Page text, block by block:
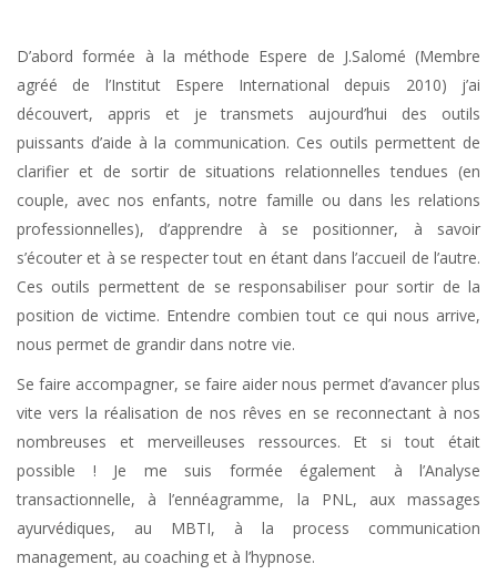
D’abord formée à la méthode Espere de J.Salomé (Membre
agréé de l’Institut Espere International depuis 2010) j’ai
découvert, appris et je transmets aujourd’hui des outils
puissants d’aide à la communication. Ces outils permettent de
clarifier et de sortir de situations relationnelles tendues (en
couple, avec nos enfants, notre famille ou dans les relations
professionnelles), d’apprendre à se positionner, à savoir
s’écouter et à se respecter tout en étant dans l’accueil de l’autre.
Ces outils permettent de se responsabiliser pour sortir de la
position de victime. Entendre combien tout ce qui nous arrive,
nous permet de grandir dans notre vie.
Se faire accompagner, se faire aider nous permet d’avancer plus
vite vers la réalisation de nos rêves en se reconnectant à nos
nombreuses et merveilleuses ressources. Et si tout était
possible ! Je me suis formée également à l’Analyse
transactionnelle, à l’ennéagramme, la PNL, aux massages
ayurvédiques, au MBTI, à la process communication
management, au coaching et à l’hypnose.